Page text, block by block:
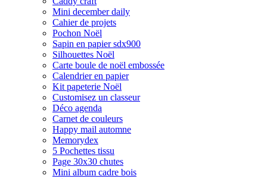
Mini december daily
Cahier de projets
Pochon Noël
Sapin en papier sdx900
Silhouettes Noël
Carte boule de noël embossée
Calendrier en papier
Kit papeterie Noël
Customisez un classeur
Déco agenda
Carnet de couleurs
Happy mail automne
Memorydex
5 Pochettes tissu
Page 30x30 chutes
Mini album cadre bois